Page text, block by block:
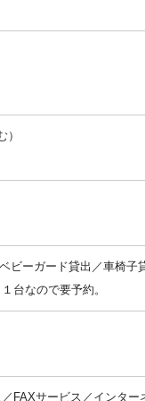
ビーガード貸出／車椅子
台なので要予約。
FAXサービス／インタ